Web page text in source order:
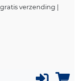
verzending |